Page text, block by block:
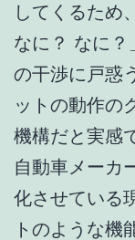
してくるため
なに？ なに？
の干渉に戸惑
ットの動作の
機構だと実感
自動車メーカ
化させている
トのような機